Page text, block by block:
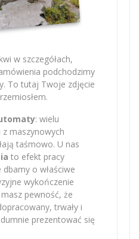
w szczegółach,
podchodzimy
To tutaj Twoje zdjęcie
: wielu
maszynowych
taśmowo. U nas
to efekt pracy
dbamy o właściwe
wykończenie
pewność, że
trwały i
prezentować się